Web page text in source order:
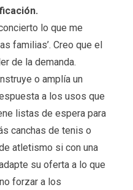
lo que me
familias’. Creo que el
de la demanda.
o amplía un
a los usos que
listas de espera para
canchas de tenis o
atletismo si con una
su oferta a lo que
forzar a los